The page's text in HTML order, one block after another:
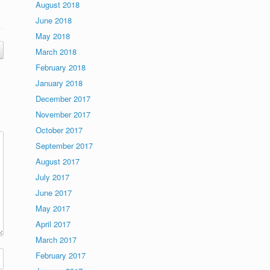
August 2018
June 2018
May 2018
March 2018
February 2018
January 2018
December 2017
November 2017
October 2017
September 2017
August 2017
July 2017
June 2017
May 2017
April 2017
March 2017
February 2017